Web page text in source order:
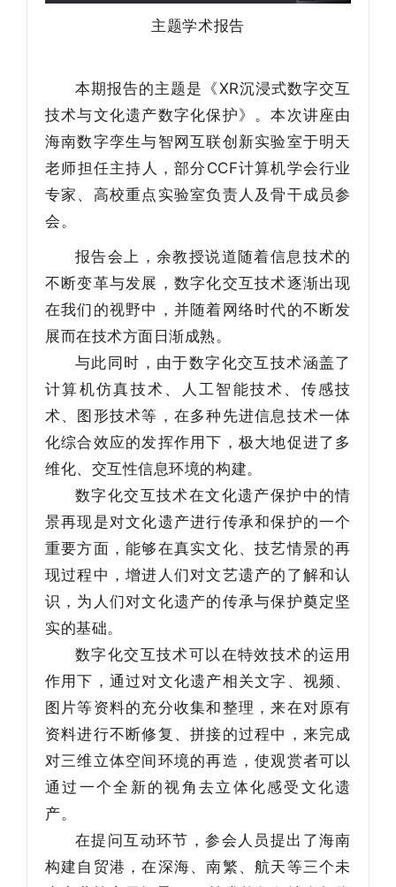
主题学术报告
本期报告的主题是《XR沉浸式数字交互
技术与文化遗产数字化保护》。本次讲座由
海南数字孪生与智网互联创新实验室于明天
老师担任主持人，部分CCF计算机学会行业
专家、高校重点实验室负责人及骨干成员参
会。
报告会上，余教授说道随着信息技术的
不断变革与发展，数字化交互技术逐渐出现
在我们的视野中，并随着网络时代的不断发
展而在技术方面日渐成熟。
与此同时，由于数字化交互技术涵盖了
计算机仿真技术、人工智能技术、传感技
术、图形技术等，在多种先进信息技术一体
化综合效应的发挥作用下，极大地促进了多
维化、交互性信息环境的构建。
数字化交互技术在文化遗产保护中的情
景再现是对文化遗产进行传承和保护的一个
重要方面，能够在真实文化、技艺情景的再
现过程中，增进人们对文艺遗产的了解和认
识，为人们对文化遗产的传承与保护奠定坚
实的基础。
数字化交互技术可以在特效技术的运用
作用下，通过对文化遗产相关文字、视频、
图片等资料的充分收集和整理，来在对原有
资料进行不断修复、拼接的过程中，来完成
对三维立体空间环境的再造，使观赏者可以
通过一个全新的视角去立体化感受文化遗
产。
在提问互动环节，参会人员提出了海南
构建自贸港，在深海、南繁、航天等三个未